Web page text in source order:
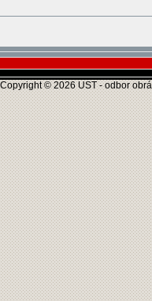
Copyright © 2026 UST - odbor